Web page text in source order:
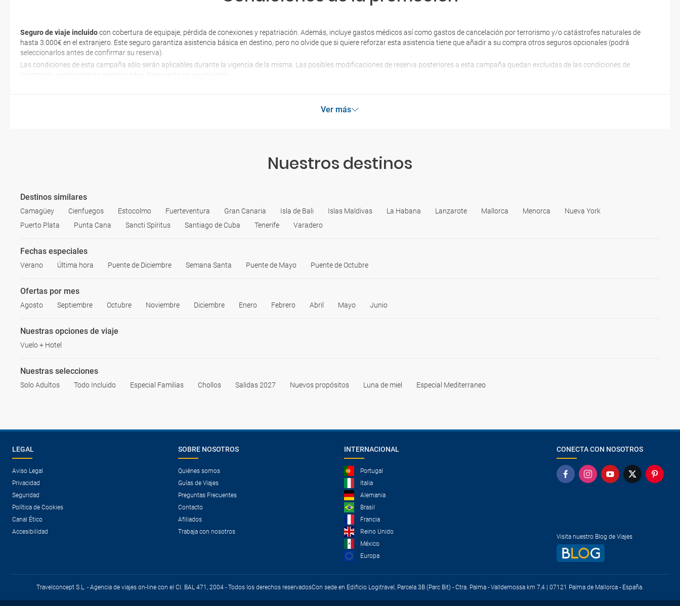
Seguro de viaje incluidocon cobertura de equipaje, pérdida de conexiones y repatriación. Además, incluye gastos médicos así como gastos de cancelación por terrorismo y/o catástrofes naturales de
hasta 3.000€ en el extranjero. Este seguro garantiza asistencia básica en destino, pero no olvide que si quiere reforzar esta asistencia tiene que añadir a su compra otros seguros opcionales (podrá
seleccionarlos antes de confirmar su reserva).
Las condiciones de esta campaña sólo serán aplicables durante la vigencia de la misma. Las posibles modificaciones de reserva posteriores a esta campaña quedan excluidas de las condiciones de
promoción anteriormente mencionadas. Descuento no acumulable.
Ver más
Nuestros destinos
Destinos similares
Camagüey Cienfuegos Estocolmo Fuerteventura Gran Canaria Isla de Bali Islas Maldivas La Habana Lanzarote Mallorca Menorca
Nueva York
Puerto Plata
Punta Cana Sancti Spíritus Santiago de Cuba Tenerife Varadero
Fechas especiales
Verano Última hora Puente de Diciembre Semana Santa Puente de Mayo Puente de Octubre
Ofertas por mes
Agosto Septiembre Octubre Noviembre Diciembre Enero Febrero Abril Mayo Junio
Nuestras opciones de viaje
Vuelo + Hotel
Nuestras selecciones
Solo Adultos Todo Incluido Especial Familias Chollos Salidas 2027 Nuevos propósitos Luna de miel Especial Mediterraneo
LEGAL
Aviso Legal
Privacidad
Seguridad
Política de Cookies
Canal Ético
Accesibilidad
SOBRE NOSOTROS
Quiénes somos
Guías de Viajes
Preguntas Frecuentes
Contacto
Afiliados
Trabaja con nosotros
INTERNACIONAL
Portugal
Italia
Alemania
Brasil
Francia
Reino Unido
México
Europa
CONECTA CON NOSOTROS
Visita nuestro Blog de Viajes
Travelconcept S.L. - Agencia de viajes on-line con el CI. BAL 471, 2004 - Todos los derechos reservadosCon sede en Edificio Logitravel, Parcela 3B (Parc Bit) - Ctra. Palma - Valldemossa km 7,4 | 07121 Palma de Mallorca - España.